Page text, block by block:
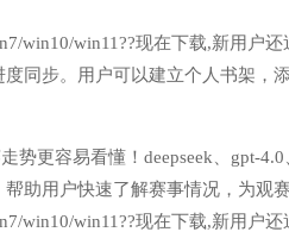
win10/win11??现在下载,新用户
同步。用户可以建立个人书架，
势更容易看懂！deepseek、gpt-
助用户快速了解赛事情况，为观
win10/win11??现在下载,新用户